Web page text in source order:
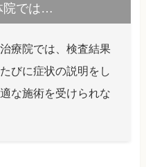
院では…
療院では、検査結果
びに症状の説明をし
な施術を受けられな